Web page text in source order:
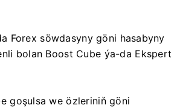
Forex söwdasyny göni hasabyny
bolan Boost Cube ýa-da Ekspert
goşulsa we özleriniň göni